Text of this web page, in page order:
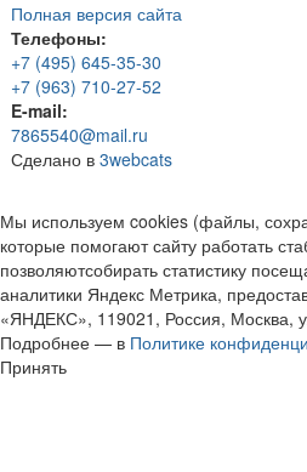
Полная версия сайта
Телефоны:
+7 (495) 645-35-30
+7 (963) 710-27-52
E-mail:
7865540@mail.ru
Сделано в 3webcats
Мы используем cookies (файлы,
которые помогают сайту работать
позволяютсобирать статистику
аналитики Яндекс Метрика,
«ЯНДЕКС», 119021, Россия, Москва,
Подробнее — в Политике
Принять